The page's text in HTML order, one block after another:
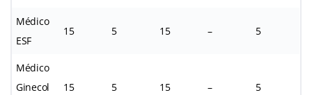
Médico
ESF
15 5 15 – 5
Médico
Ginecol
15 5 15 – 5